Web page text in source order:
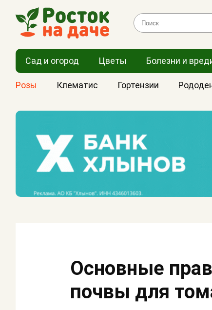
Сад и огород Цветы Болезни и
Розы Клематис Гортензии
Основные
почвы для